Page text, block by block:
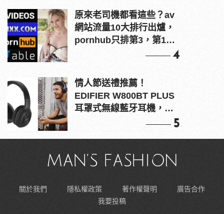
原來老司機都看這些？av
網站流量10大排行出爐，
pornhub只排第3，第1名
4
情人節送禮推薦！
EDIFIER W800BT PLUS
耳罩式無線藍牙耳機，在
5
關於我們 隱私權政策 著作權聲明
廣告合作
我要投稿